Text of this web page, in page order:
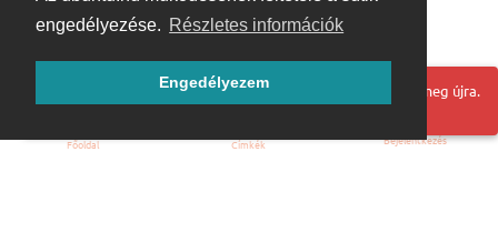
engedélyezése. Részletes információk
Engedélyezem
Hoppá! Valami hiba történt. Frissítse az oldalt és próbálja meg újra.
Főoldal Címkék Bejelentkezés